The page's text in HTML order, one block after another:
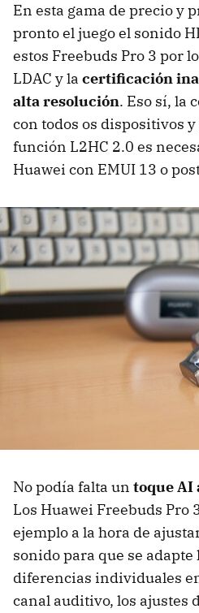
En esta gama de precio y
pronto el juego el sonido
estos Freebuds Pro 3 por
LDAC y la certificación
alta resolución. Eso sí, la
con todos os dispositivos
función L2HC 2.0 es
Huawei con EMUI 13 o
No podía falta un toque AI
Los Huawei Freebuds Pro
ejemplo a la hora de
sonido para que se
diferencias individuales
canal auditivo, los ajustes